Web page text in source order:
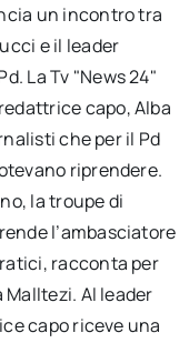
un incontro tra
e il leader
La Tv "News 24"
capo, Alba
che per il Pd
riprendere.
la troupe di
l’ambasciatore
racconta per
Malltezi. Al leader
capo riceve una